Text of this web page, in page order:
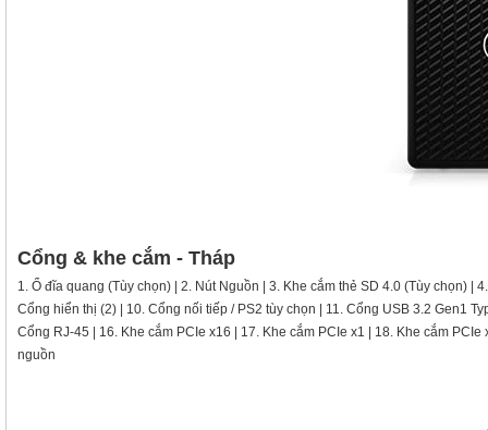
Cổng & khe cắm - Tháp
1. Ổ đĩa quang (Tùy chọn) | 2. Nút Nguồn | 3. Khe cắm thẻ SD 4.0 (Tùy chọn) |
Cổng hiển thị (2) | 10. Cổng nối tiếp / PS2 tùy chọn | 11. Cổng USB 3.2 Gen1
Cổng RJ-45 | 16. Khe cắm PCIe x16 | 17. Khe cắm PCIe x1 | 18. Khe cắm
nguồn